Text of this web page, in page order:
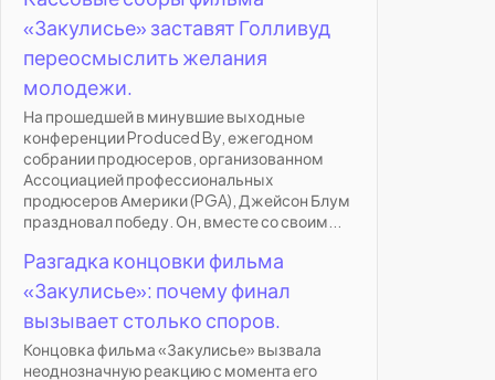
«Закулисье» заставят Голливуд
переосмыслить желания
молодежи.
На прошедшей в минувшие выходные
конференции Produced By, ежегодном
собрании продюсеров, организованном
Ассоциацией профессиональных
продюсеров Америки (PGA), Джейсон Блум
праздновал победу. Он, вместе со своим...
Разгадка концовки фильма
«Закулисье»: почему финал
вызывает столько споров.
Концовка фильма «Закулисье» вызвала
неоднозначную реакцию с момента его